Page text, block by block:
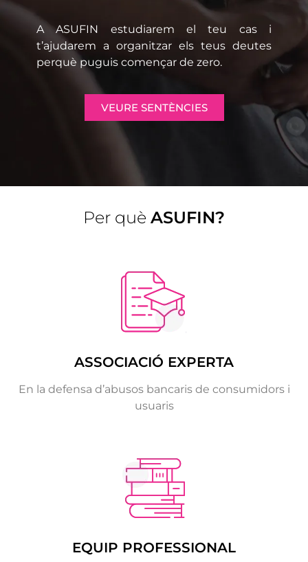
A ASUFIN estudiarem el teu cas i
t’ajudarem a organitzar els teus deutes
perquè puguis començar de zero.
VEURE SENTÈNCIES
Per què ASUFIN?
ASSOCIACIÓ EXPERTA
En la defensa d’abusos bancaris de consumidors i
usuaris
EQUIP PROFESSIONAL